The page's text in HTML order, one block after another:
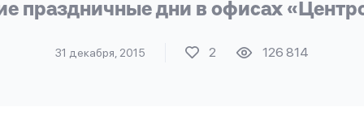
праздничные дни в офисах
31 декабря, 2015 2 126 814